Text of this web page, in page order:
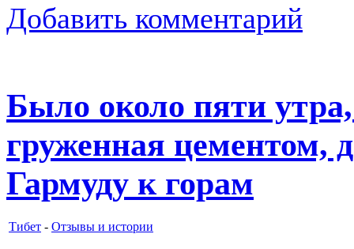
Добавить комментарий
Было около пяти
груженная цементом,
Гармуду к горам
Тибет - Отзывы и истории